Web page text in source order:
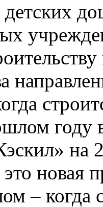
детских
году
на
новая
– когда